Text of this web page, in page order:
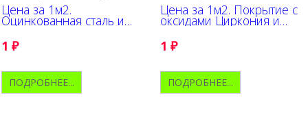
Цена за 1м2.
Оцинкованная сталь и
трёхслойный полимер с
ярко выраженной
текстурой.
1 ₽
ПОДРОБНЕЕ...
Цена за 1м2. Покрытие с
оксидами Циркония и
Алюминия обеспечивает
высокую
цветоустойчивость
1 ₽
ПОДРОБНЕЕ...